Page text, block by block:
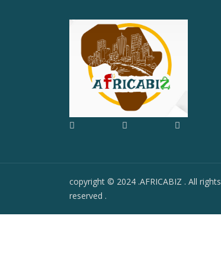
copyright © 2024 .AFRICABIZ . All rights
reserved .